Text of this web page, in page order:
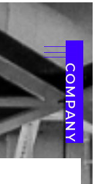
COMPANY